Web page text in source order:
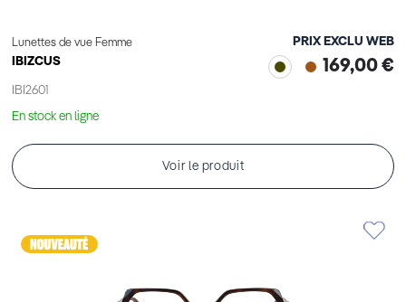
Lunettes de vue Femme
IBIZCUS
IBI2601
PRIX EXCLU WEB
169,00 €
En stock en ligne
Voir le produit